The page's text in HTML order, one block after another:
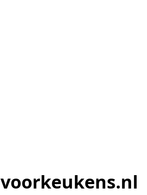
voorkeukens.nl